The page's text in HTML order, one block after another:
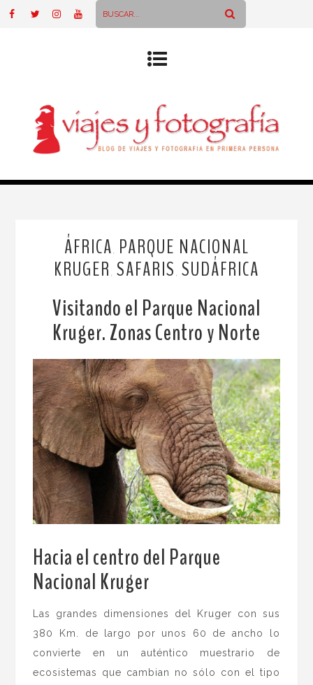
ÁFRICA PARQUE NACIONAL
KRUGER SAFARIS SUDÁFRICA
Visitando el Parque Nacional
Kruger. Zonas Centro y Norte
Hacia el centro del Parque
Nacional Kruger
Las grandes dimensiones del Kruger con sus
380 Km. de largo por unos 60 de ancho lo
convierte en un auténtico muestrario de
ecosistemas que cambian no sólo con el tipo